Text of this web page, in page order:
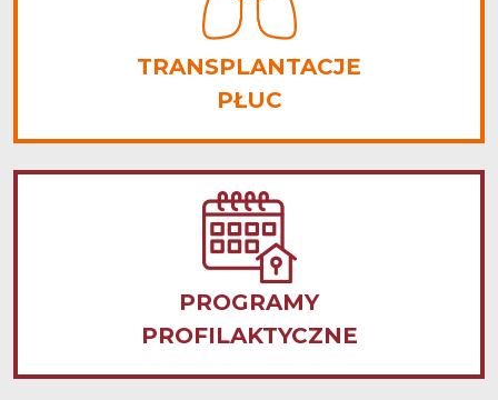
TRANSPLANTACJE
PŁUC
PROGRAMY
PROFILAKTYCZNE